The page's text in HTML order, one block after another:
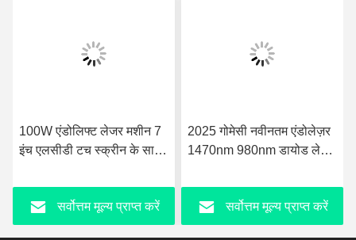
100W एंडोलिफ्ट लेजर मशीन 7
इंच एलसीडी टच स्क्रीन के साथ
सर्वोत्तम मूल्य प्राप्त करें
2025 गोमेसी नवीनतम एंडोलेज़र
1470nm 980nm डायोड लेज़र
सर्वोत्तम मूल्य प्राप्त करें